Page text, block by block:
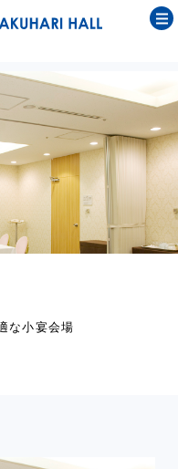
な小宴会場